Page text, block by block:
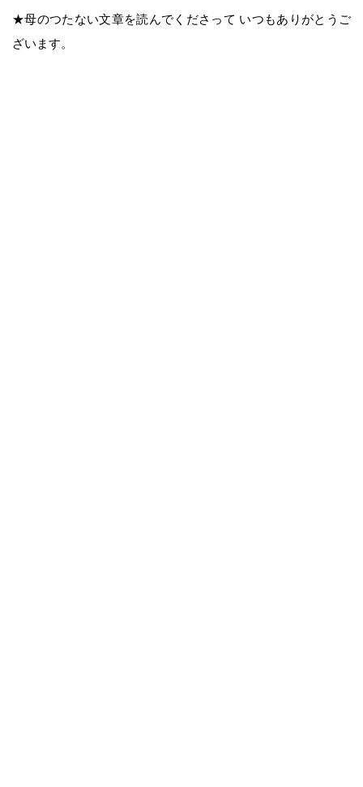
★母のつたない文章を読んでくださって いつもありがとうご
ざいます。